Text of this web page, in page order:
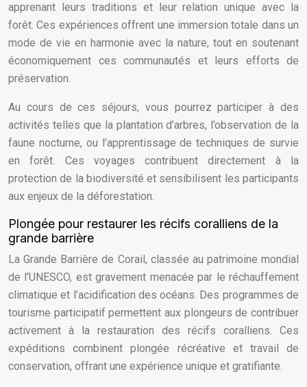
apprenant leurs traditions et leur relation unique avec la
forêt. Ces expériences offrent une immersion totale dans un
mode de vie en harmonie avec la nature, tout en soutenant
économiquement ces communautés et leurs efforts de
préservation.
Au cours de ces séjours, vous pourrez participer à des
activités telles que la plantation d’arbres, l’observation de la
faune nocturne, ou l’apprentissage de techniques de survie
en forêt. Ces voyages contribuent directement à la
protection de la biodiversité et sensibilisent les participants
aux enjeux de la déforestation.
Plongée pour restaurer les récifs coralliens de la
grande barrière
La Grande Barrière de Corail, classée au patrimoine mondial
de l’UNESCO, est gravement menacée par le réchauffement
climatique et l’acidification des océans. Des programmes de
tourisme participatif permettent aux plongeurs de contribuer
activement à la restauration des récifs coralliens. Ces
expéditions combinent plongée récréative et travail de
conservation, offrant une expérience unique et gratifiante.